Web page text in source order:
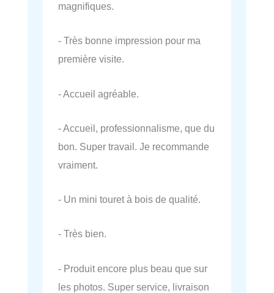
magnifiques.
- Très bonne impression pour ma
première visite.
- Accueil agréable.
- Accueil, professionnalisme, que du
bon. Super travail. Je recommande
vraiment.
- Un mini touret à bois de qualité.
- Très bien.
- Produit encore plus beau que sur
les photos. Super service, livraison